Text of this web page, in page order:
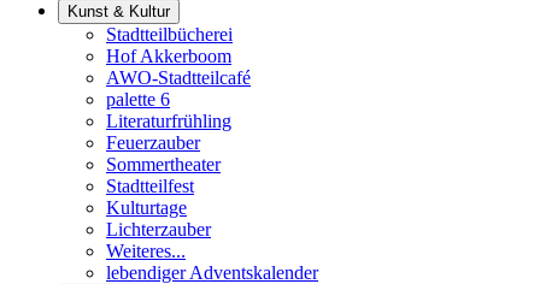
Kunst & Kultur
Stadtteilbücherei
Hof Akkerboom
AWO-Stadtteilcafé
palette 6
Literaturfrühling
Feuerzauber
Sommertheater
Stadtteilfest
Kulturtage
Lichterzauber
Weiteres...
lebendiger Adventskalender